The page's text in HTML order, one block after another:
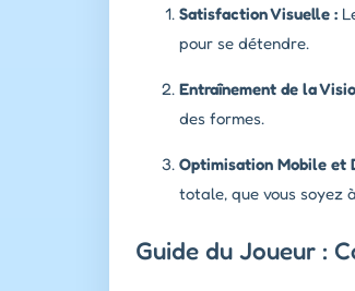
Satisfaction Visuelle :
pour se détendre.
Entraînement de la
des formes.
Optimisation Mobile et
totale, que vous soyez
Guide du Joueur :